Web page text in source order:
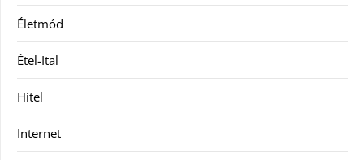
Életmód
Étel-Ital
Hitel
Internet